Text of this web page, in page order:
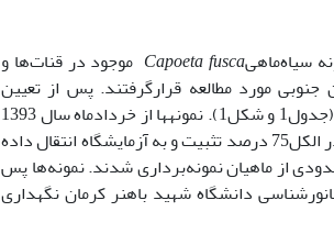
سیاه‌ماهی
Capoetafusca
موجود در قنات‌ها و
مورد مطالعه قرارگرفتند. پس از تعیین
ایستگاه­ها، موقعیت جغرافیایی نمونه‌برداری با استفاده از دستگاه GPS ثبت شد (جدول1 و شکل1). نمونه­ها از خردادماه سال 1393
تا خردادماه سال 1394 به‌صورت فصلی با استفاده از تور دستی بزرگ، جمع­آوری، در الکل75 درصد تثبیت و به آزمایشگاه انتقال داده
از ماهیان نمونه‌برداری شدند. نمونه‌ها پس
و در موزه جانورشناسی دانشگاه شهید باهنر کرمان نگهداری